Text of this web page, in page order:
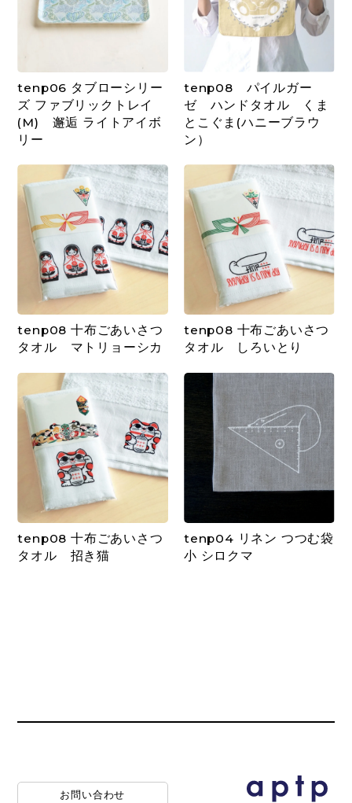
tenp06 タブローシリー
ズ ファブリックトレイ
(M) 邂逅 ライトアイボ
リー
tenp08 パイルガー
ゼ ハンドタオル くま
とこぐま(ハニーブラウ
ン）
tenp08 十布ごあいさつ
タオル マトリョーシカ
tenp08 十布ごあいさつ
タオル しろいとり
tenp08 十布ごあいさつ
タオル 招き猫
tenp04 リネン つつむ袋
小 シロクマ
お問い合わせ